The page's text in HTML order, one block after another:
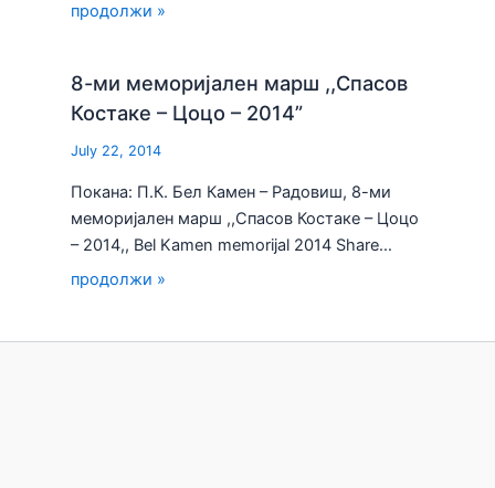
продолжи »
8-ми меморијален марш ,,Спасов
Костаке – Цоцо – 2014”
July 22, 2014
Покана: П.К. Бел Камен – Радовиш, 8-ми
меморијален марш ,,Спасов Костаке – Цоцо
– 2014,, Bel Kamen memorijal 2014 Share…
продолжи »